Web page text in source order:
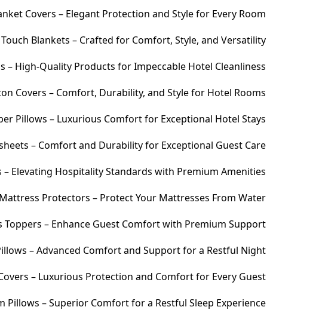
Covers – Elegant Protection and Style for Every Room
Blankets – Crafted for Comfort, Style, and Versatility
– High-Quality Products for Impeccable Hotel Cleanliness
Covers – Comfort, Durability, and Style for Hotel Rooms
Pillows – Luxurious Comfort for Exceptional Hotel Stays
– Comfort and Durability for Exceptional Guest Care
Elevating Hospitality Standards with Premium Amenities
Protectors – Protect Your Mattresses From Water
Toppers – Enhance Guest Comfort with Premium Support
– Advanced Comfort and Support for a Restful Night
– Luxurious Protection and Comfort for Every Guest
Pillows – Superior Comfort for a Restful Sleep Experience